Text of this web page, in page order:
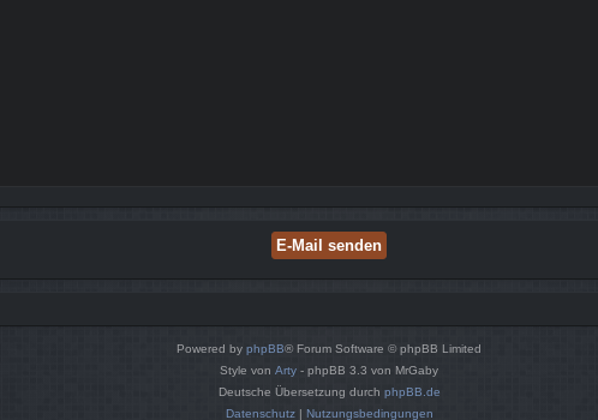
Powered by phpBB® Forum Software © phpBB Limited
Style von Arty - phpBB 3.3 von MrGaby
Deutsche Übersetzung durch phpBB.de
Datenschutz| Nutzungsbedingungen